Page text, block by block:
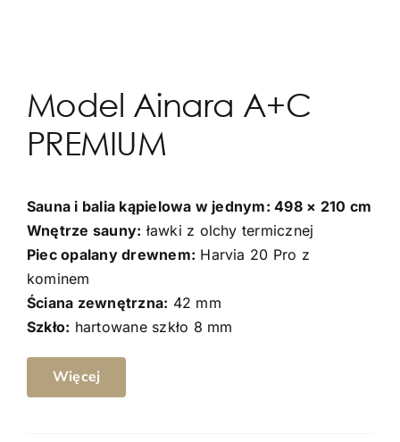
Model Ainara A+C
PREMIUM
Sauna i balia kąpielowa w jednym: 498 × 210 cm
Wnętrze sauny: ławki z olchy termicznej
Piec opalany drewnem: Harvia 20 Pro z
kominem
Ściana zewnętrzna: 42 mm
Szkło: hartowane szkło 8 mm
Więcej